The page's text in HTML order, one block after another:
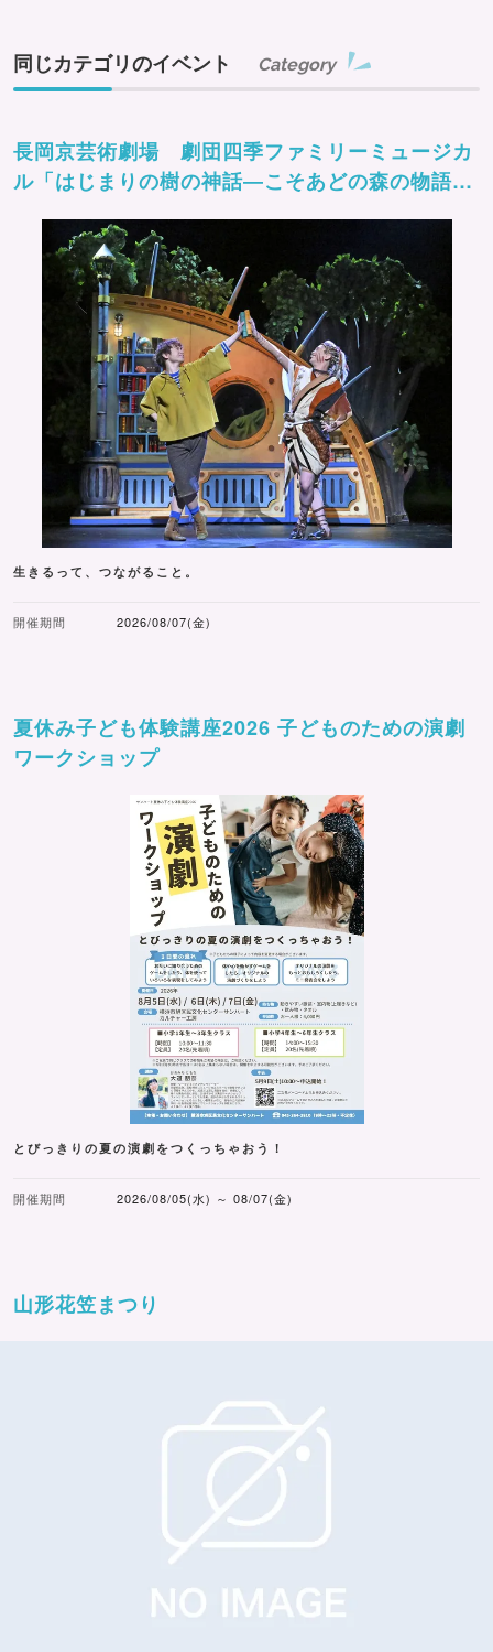
同じカテゴリのイベント Category
長岡京芸術劇場 劇団四季ファミリーミュージカ
ル「はじまりの樹の神話―こそあどの森の物語
生きるって、つながること。
開催期間 2026/08/07(金)
夏休み子ども体験講座2026 子どものための演劇
ワークショップ
とびっきりの夏の演劇をつくっちゃおう！
開催期間 2026/08/05(水) ～ 08/07(金)
山形花笠まつり